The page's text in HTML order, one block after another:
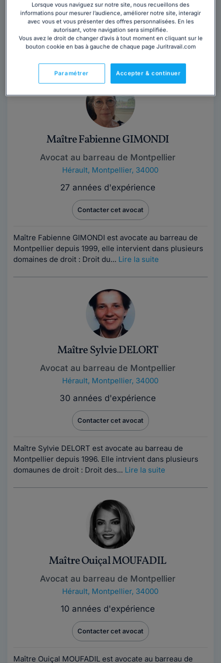
Maître Joseph VAYSETTES est avocat au barreau de
Montpellier depuis 2018, il vous accompagne et
intervient dans plusieurs domaines de droit : En...Lire
la suite
Maître Fabienne GIMONDI
Avocat au barreau de Montpellier
Hérault, Montpellier, 34000
27 années d'expérience
Contacter cet avocat
Maître Fabienne GIMONDI est avocate au barreau de
Montpellier depuis 1999, elle intervient dans plusieurs
domaines de droit : Droit du... Lire la suite
Maître Sylvie DELORT
Avocat au barreau de Montpellier
Hérault, Montpellier, 34000
30 années d'expérience
Contacter cet avocat
Maître Sylvie DELORT est avocate au barreau de
Montpellier depuis 1996. Elle intrvient dans plusieurs
domaunes de droit : Droit des... Lire la suite
Maître Ouiçal MOUFADIL
Avocat au barreau de Montpellier
Hérault, Montpellier, 34000
10 années d'expérience
Contacter cet avocat
Maître Ouiçal MOUFADIL est avocate au barreau de
Lorsque vous naviguez sur notre site, nous recueillons des
informations pour mesurer l’audience, améliorer notre site, interagir
avec vous et vous présenter des offres personnalisées. En les
autorisant, votre navigation sera simplifiée.
Vous avez le droit de changer d’avis à tout moment en cliquant sur le
bouton cookie en bas à gauche de chaque page Juritravail.com
Accepter & continuer
Paramétrer